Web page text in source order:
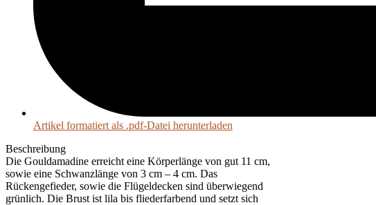
Artikel formatiert als .pdf-Datei herunterladen
Beschreibung
Die Gouldamadine erreicht eine Körperlänge von gut 11 cm,
sowie eine Schwanzlänge von 3 cm – 4 cm. Das
Rückengefieder, sowie die Flügeldecken sind überwiegend
grünlich. Die Brust ist lila bis fliederfarbend und setzt sich